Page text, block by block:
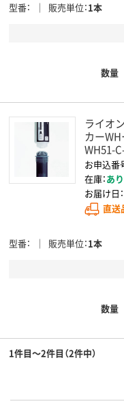
型番 販売単位 1本
数量
ライオ
カー
WH51-
お申込番
在庫：あり
お届け日：
直送
型番 販売単位 1本
数量
1件目～2件目（2件中）